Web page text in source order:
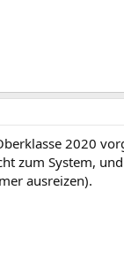
2020
zum System,
ausreizen).